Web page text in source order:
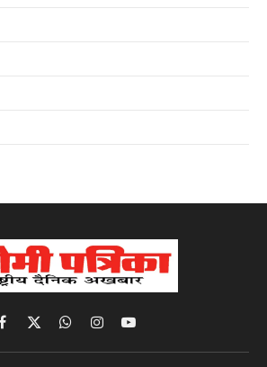
Facebook
X
(Twitter)
WhatsApp
InstagramYouTube